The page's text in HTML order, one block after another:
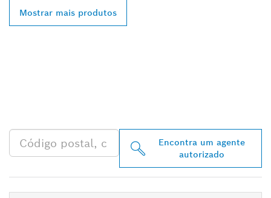
Mostrar mais produtos
Encontra um agente
autorizado